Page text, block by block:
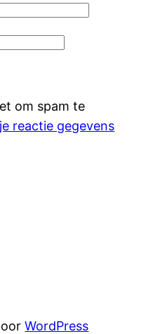
om spam te
reactie gegevens
WordPress